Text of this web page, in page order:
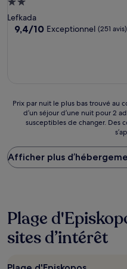
2.0 étoiles
Lefkada
9.4
9,4/10 Exceptionnel (251 avis)
Prix
plus
bas
trouvé
24 dernières
heures
sur
la
d’un
Prix par nuit le plus bas trouvé au
d’un séjour d’une nuit pour 2
susceptibles de changer. Des
Afficher plus
Plage
sites d’intérêt